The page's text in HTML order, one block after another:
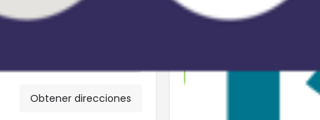
Obtener direcciones